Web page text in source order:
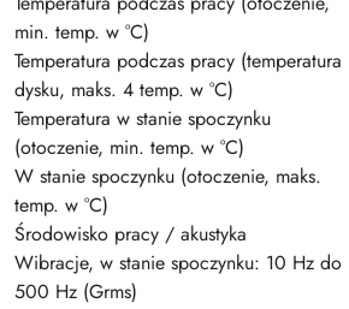
min. temp. w °C)
Temperatura podczas pracy (temperatura
dysku, maks. 4 temp. w °C)
Temperatura w stanie spoczynku
(otoczenie, min. temp. w °C)
W stanie spoczynku (otoczenie, maks.
temp. w °C)
Środowisko pracy / akustyka
Wibracje, w stanie spoczynku: 10 Hz do
500 Hz (Grms)